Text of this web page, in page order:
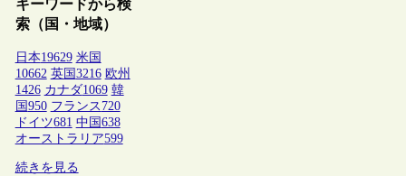
キーワードから検
索（国・地域）
日本19629 米国
10662 英国3216 欧州
1426 カナダ1069 韓
国950 フランス 720
ドイツ681 中国638
オーストラリア599
続きを見る